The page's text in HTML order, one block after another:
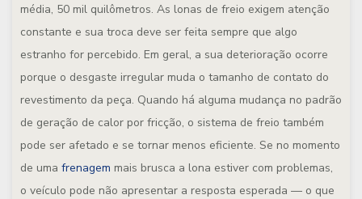
média, 50 mil quilômetros. As lonas de freio exigem atenção
constante e sua troca deve ser feita sempre que algo
estranho for percebido. Em geral, a sua deterioração ocorre
porque o desgaste irregular muda o tamanho de contato do
revestimento da peça. Quando há alguma mudança no padrão
de geração de calor por fricção, o sistema de freio também
pode ser afetado e se tornar menos eficiente. Se no momento
de uma frenagem mais brusca a lona estiver com problemas,
o veículo pode não apresentar a resposta esperada — o que